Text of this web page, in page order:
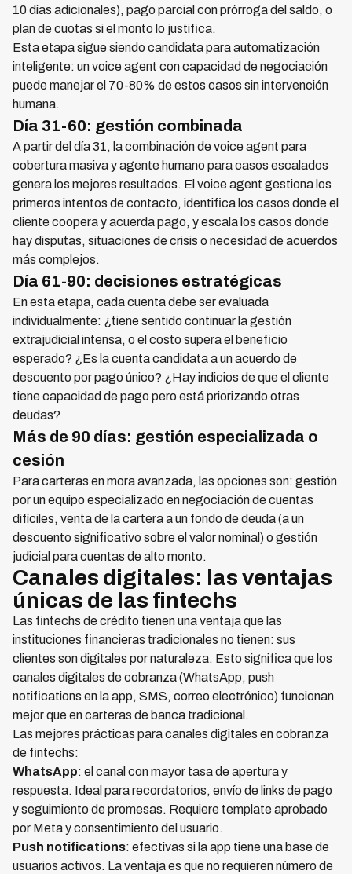
10 días adicionales), pago parcial con prórroga del saldo, o
plan de cuotas si el monto lo justifica.
Esta etapa sigue siendo candidata para automatización
inteligente: un voice agent con capacidad de negociación
puede manejar el 70-80% de estos casos sin intervención
humana.
Día 31-60: gestión combinada
A partir del día 31, la combinación de voice agent para
cobertura masiva y agente humano para casos escalados
genera los mejores resultados. El voice agent gestiona los
primeros intentos de contacto, identifica los casos donde el
cliente coopera y acuerda pago, y escala los casos donde
hay disputas, situaciones de crisis o necesidad de acuerdos
más complejos.
Día 61-90: decisiones estratégicas
En esta etapa, cada cuenta debe ser evaluada
individualmente: ¿tiene sentido continuar la gestión
extrajudicial intensa, o el costo supera el beneficio
esperado? ¿Es la cuenta candidata a un acuerdo de
descuento por pago único? ¿Hay indicios de que el cliente
tiene capacidad de pago pero está priorizando otras
deudas?
Más de 90 días: gestión especializada o
cesión
Para carteras en mora avanzada, las opciones son: gestión
por un equipo especializado en negociación de cuentas
difíciles, venta de la cartera a un fondo de deuda (a un
descuento significativo sobre el valor nominal) o gestión
judicial para cuentas de alto monto.
Canales digitales: las ventajas
únicas de las fintechs
Las fintechs de crédito tienen una ventaja que las
instituciones financieras tradicionales no tienen: sus
clientes son digitales por naturaleza. Esto significa que los
canales digitales de cobranza (WhatsApp, push
notifications en la app, SMS, correo electrónico) funcionan
mejor que en carteras de banca tradicional.
Las mejores prácticas para canales digitales en cobranza
de fintechs:
WhatsApp: el canal con mayor tasa de apertura y
respuesta. Ideal para recordatorios, envío de links de pago
y seguimiento de promesas. Requiere template aprobado
por Meta y consentimiento del usuario.
Push notifications: efectivas si la app tiene una base de
usuarios activos. La ventaja es que no requieren número de